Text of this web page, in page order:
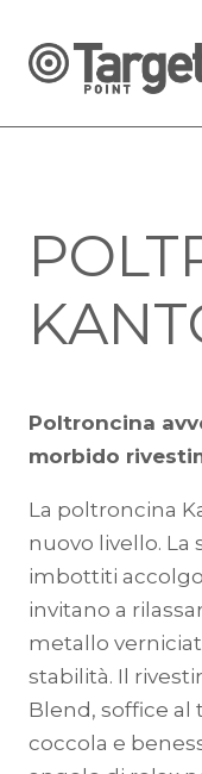
Poltroncina
morbido
La poltroncina
nuovo livello. La
imbottiti
invitano a
metallo
stabilità. Il
Blend, soffice al
coccola e